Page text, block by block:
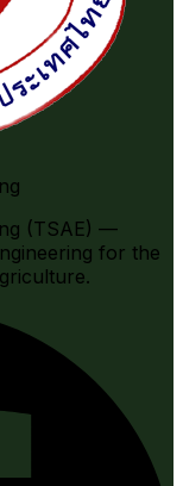
(TSAE) —
for the